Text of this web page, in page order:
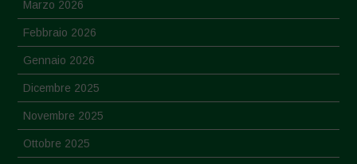
Marzo 2026
Febbraio 2026
Gennaio 2026
Dicembre 2025
Novembre 2025
Ottobre 2025